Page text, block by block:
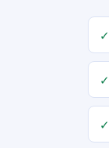
✓
✓
✓